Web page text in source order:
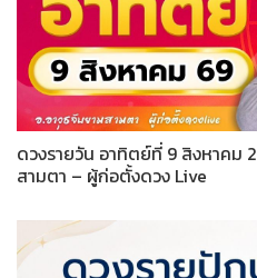
ดวงรายวัน อาทิตย์ที่ 9 สิงหาคม
สามตา – ผู้ก่อตั้งดวง Live